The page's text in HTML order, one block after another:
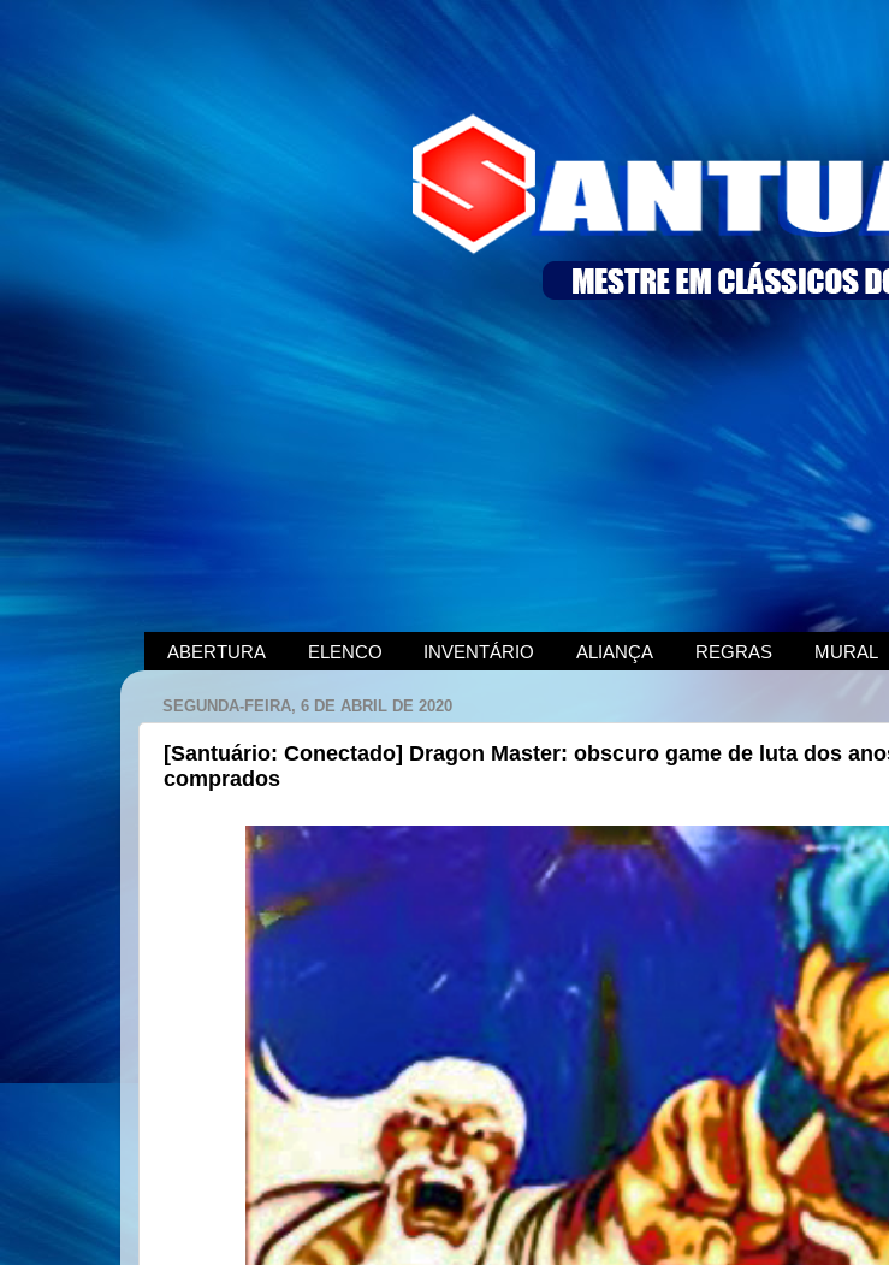
ABERTURA ELENCO INVENTÁRIO ALIANÇA REGRAS MURAL
SEGUNDA-FEIRA, 6 DE ABRIL DE 2020
[Santuário: Conectado] Dragon Master: obscuro game de luta dos
comprados